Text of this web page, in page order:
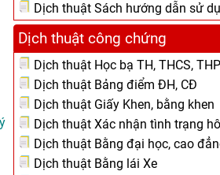
Dịch thuật Sách hướng dẫn sử
Dịch thuật công chứng
Dịch thuật Học bạ TH, THCS,
Dịch thuật Bảng điểm ĐH, CĐ
Dịch thuật Giấy Khen, bằng khen
Dịch thuật Xác nhận tình trạng
Dịch thuật Bằng đại học, cao
Dịch thuật Bằng lái Xe